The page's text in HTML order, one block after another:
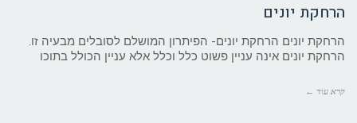
הרחקת יונים
הרחקת יונים הרחקת יונים- הפיתרון המושלם לסובלים מבעיה זו.
הרחקת יונים אינה עניין פשוט כלל וכלל אלא עניין הכולל בתוכו
קרא עוד ←